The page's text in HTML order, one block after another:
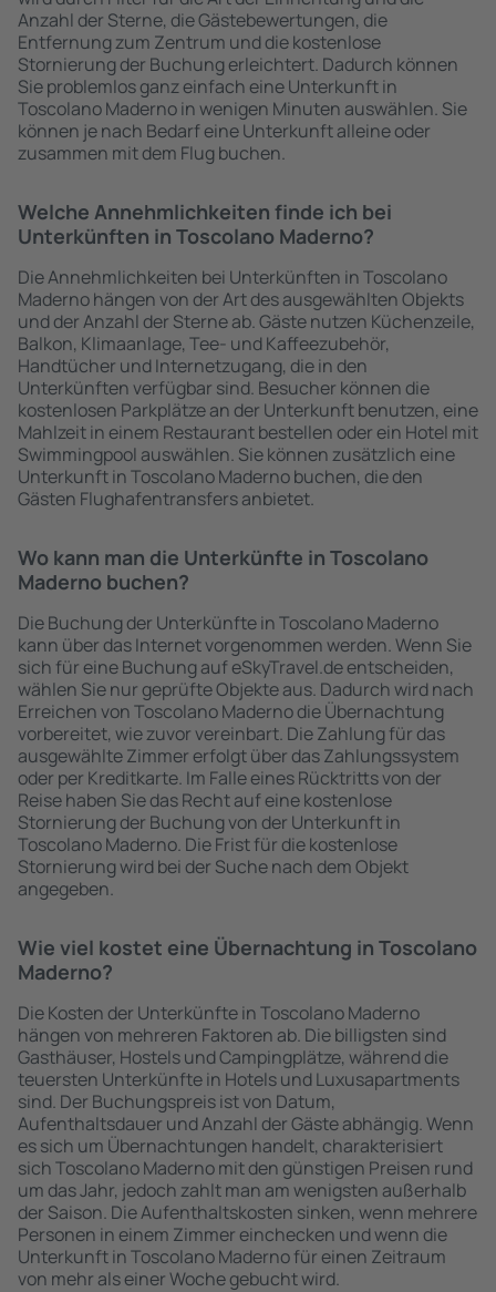
Anzahl der Sterne, die Gästebewertungen, die
Entfernung zum Zentrum und die kostenlose
Stornierung der Buchung erleichtert. Dadurch können
Sie problemlos ganz einfach eine Unterkunft in
Toscolano Maderno in wenigen Minuten auswählen. Sie
können je nach Bedarf eine Unterkunft alleine oder
zusammen mit dem Flug buchen.
Welche Annehmlichkeiten finde ich bei
Unterkünften in Toscolano Maderno?
Die Annehmlichkeiten bei Unterkünften in Toscolano
Maderno hängen von der Art des ausgewählten Objekts
und der Anzahl der Sterne ab. Gäste nutzen Küchenzeile,
Balkon, Klimaanlage, Tee- und Kaffeezubehör,
Handtücher und Internetzugang, die in den
Unterkünften verfügbar sind. Besucher können die
kostenlosen Parkplätze an der Unterkunft benutzen, eine
Mahlzeit in einem Restaurant bestellen oder ein Hotel mit
Swimmingpool auswählen. Sie können zusätzlich eine
Unterkunft in Toscolano Maderno buchen, die den
Gästen Flughafentransfers anbietet.
Wo kann man die Unterkünfte in Toscolano
Maderno buchen?
Die Buchung der Unterkünfte in Toscolano Maderno
kann über das Internet vorgenommen werden. Wenn Sie
sich für eine Buchung auf eSkyTravel.de entscheiden,
wählen Sie nur geprüfte Objekte aus. Dadurch wird nach
Erreichen von Toscolano Maderno die Übernachtung
vorbereitet, wie zuvor vereinbart. Die Zahlung für das
ausgewählte Zimmer erfolgt über das Zahlungssystem
oder per Kreditkarte. Im Falle eines Rücktritts von der
Reise haben Sie das Recht auf eine kostenlose
Stornierung der Buchung von der Unterkunft in
Toscolano Maderno. Die Frist für die kostenlose
Stornierung wird bei der Suche nach dem Objekt
angegeben.
Wie viel kostet eine Übernachtung in Toscolano
Maderno?
Die Kosten der Unterkünfte in Toscolano Maderno
hängen von mehreren Faktoren ab. Die billigsten sind
Gasthäuser, Hostels und Campingplätze, während die
teuersten Unterkünfte in Hotels und Luxusapartments
sind. Der Buchungspreis ist von Datum,
Aufenthaltsdauer und Anzahl der Gäste abhängig. Wenn
es sich um Übernachtungen handelt, charakterisiert
sich Toscolano Maderno mit den günstigen Preisen rund
um das Jahr, jedoch zahlt man am wenigsten außerhalb
der Saison. Die Aufenthaltskosten sinken, wenn mehrere
Personen in einem Zimmer einchecken und wenn die
Unterkunft in Toscolano Maderno für einen Zeitraum
von mehr als einer Woche gebucht wird.